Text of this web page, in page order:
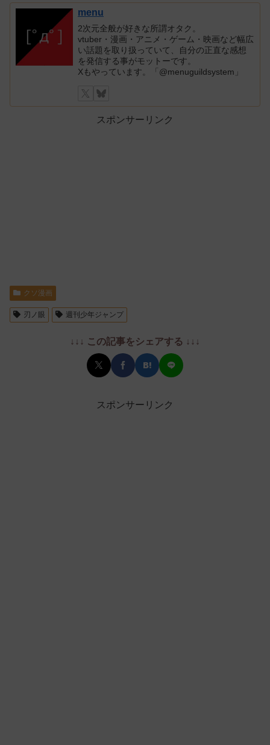
menu
2次元全般が好きな所謂オタク。
vtuber・漫画・アニメ・ゲーム・映画など幅広
い話題を取り扱っていて、自分の正直な感想
を発信する事がモットーです。
Xもやっています。「@menuguildsystem」
スポンサーリンク
クソ漫画
刃ノ眼 週刊少年ジャンプ
↓↓↓ この記事をシェアする ↓↓↓
スポンサーリンク